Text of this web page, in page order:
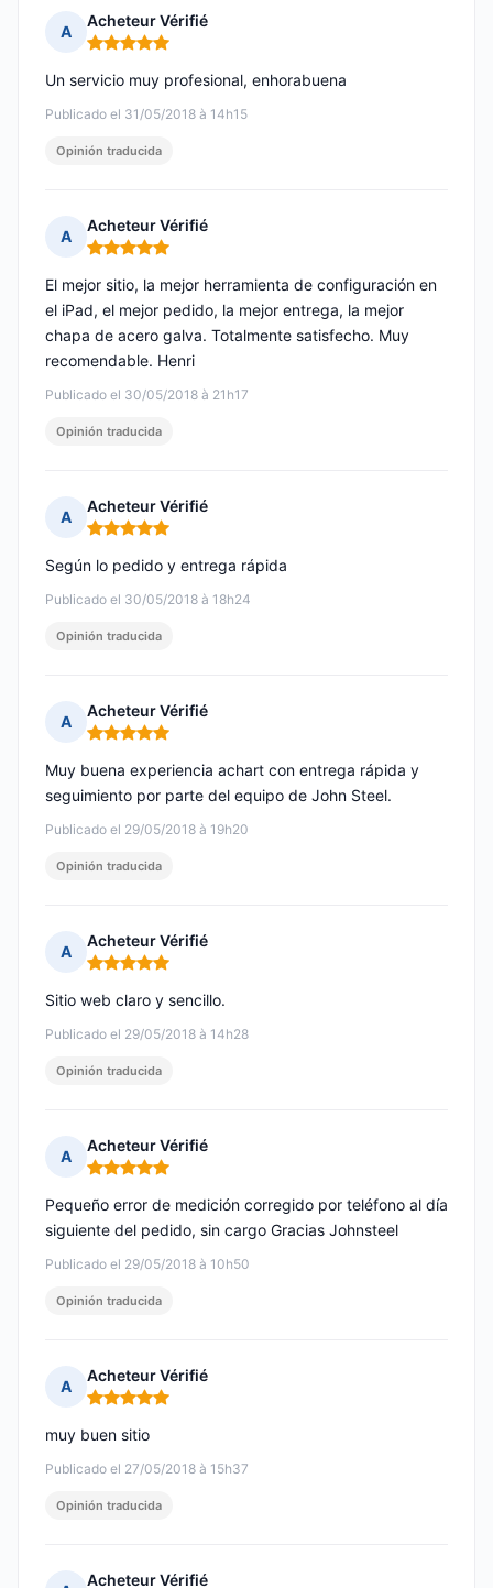
A
Acheteur Vérifié
Nota: 5 de 5
Publicado el 31/05/2018 à 14h15
Un servicio muy profesional, enhorabuena
Opinión traducida
A
Acheteur Vérifié
Nota: 5 de 5
Publicado el 30/05/2018 à 21h17
El mejor sitio, la mejor herramienta de configuración en
el iPad, el mejor pedido, la mejor entrega, la mejor
chapa de acero galva. Totalmente satisfecho. Muy
recomendable. Henri
Opinión traducida
A
Acheteur Vérifié
Nota: 5 de 5
Publicado el 30/05/2018 à 18h24
Según lo pedido y entrega rápida
Opinión traducida
A
Acheteur Vérifié
Nota: 5 de 5
Publicado el 29/05/2018 à 19h20
Muy buena experiencia achart con entrega rápida y
seguimiento por parte del equipo de John Steel.
Opinión traducida
A
Acheteur Vérifié
Nota: 5 de 5
Publicado el 29/05/2018 à 14h28
Sitio web claro y sencillo.
Opinión traducida
A
Acheteur Vérifié
Nota: 5 de 5
Publicado el 29/05/2018 à 10h50
Pequeño error de medición corregido por teléfono al día
siguiente del pedido, sin cargo Gracias Johnsteel
Opinión traducida
A
Acheteur Vérifié
Nota: 5 de 5
Publicado el 27/05/2018 à 15h37
muy buen sitio
Opinión traducida
Acheteur Vérifié